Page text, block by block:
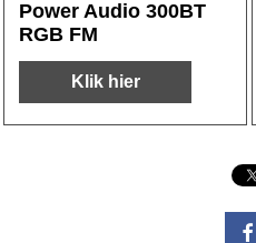
Power Audio 300BT
RGB FM
Klik hier